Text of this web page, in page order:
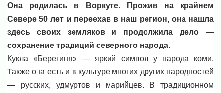
Она родилась в Воркуте. Прожив на крайнем
Севере 50 лет и переехав в наш регион, она нашла
здесь своих земляков и продолжила дело —
сохранение традиций северного народа.
Кукла «Берегиня» — яркий символ у народа коми.
Также она есть и в культуре многих других народностей
— русских, удмуртов и марийцев. В традиционном